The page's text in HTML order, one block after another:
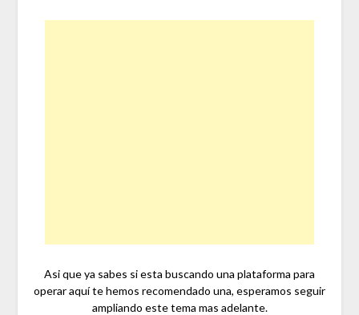
Asi que ya sabes si esta buscando una plataforma para
operar aquí te hemos recomendado una, esperamos seguir
ampliando este tema mas adelante.